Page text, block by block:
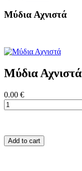
Μύδια Αχνιστά
Μύδια Αχνιστά
0.00 €
Add to cart